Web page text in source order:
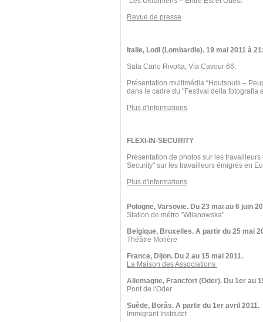
Revue de presse
Italie, Lodi (Lombardie). 19 mai 2011 à
Sala Carlo Rivolta, Via Cavour 66.
Présentation multimédia “Houtsouls –
dans le cadre du "Festival della fotografia
Plus d'informations
FLEXI-IN-SECURITY
Présentation de photos sur les
Security" sur les travailleurs émigrés en
Plus d'informations
Pologne, Varsovie. Du 23 mai au 6 juin
Station de métro "Wilanowska"
Belgique, Bruxelles. A partir du 25 mai
Théâtre Molière
France, Dijon. Du 2 au 15 mai 2011.
La Maison des Associations
Allemagne, Francfort (Oder). Du 1er au
Pont de l'Oder
Suède, Borås. A partir du 1er avril 2011.
Immigrant Institutet